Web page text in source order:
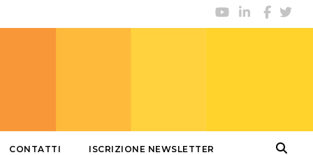
CONTATTI ISCRIZIONE NEWSLETTER